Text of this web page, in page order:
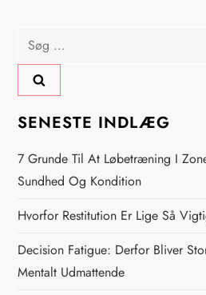
æ
g
s
n
a
v
i
Søg
efter:
SENESTE INDLÆG
7 Grunde Til At Løbetræning I
Sundhed Og Kondition
Hvorfor Restitution Er Lige Så
Decision Fatigue: Derfor Bliver
Mentalt Udmattende